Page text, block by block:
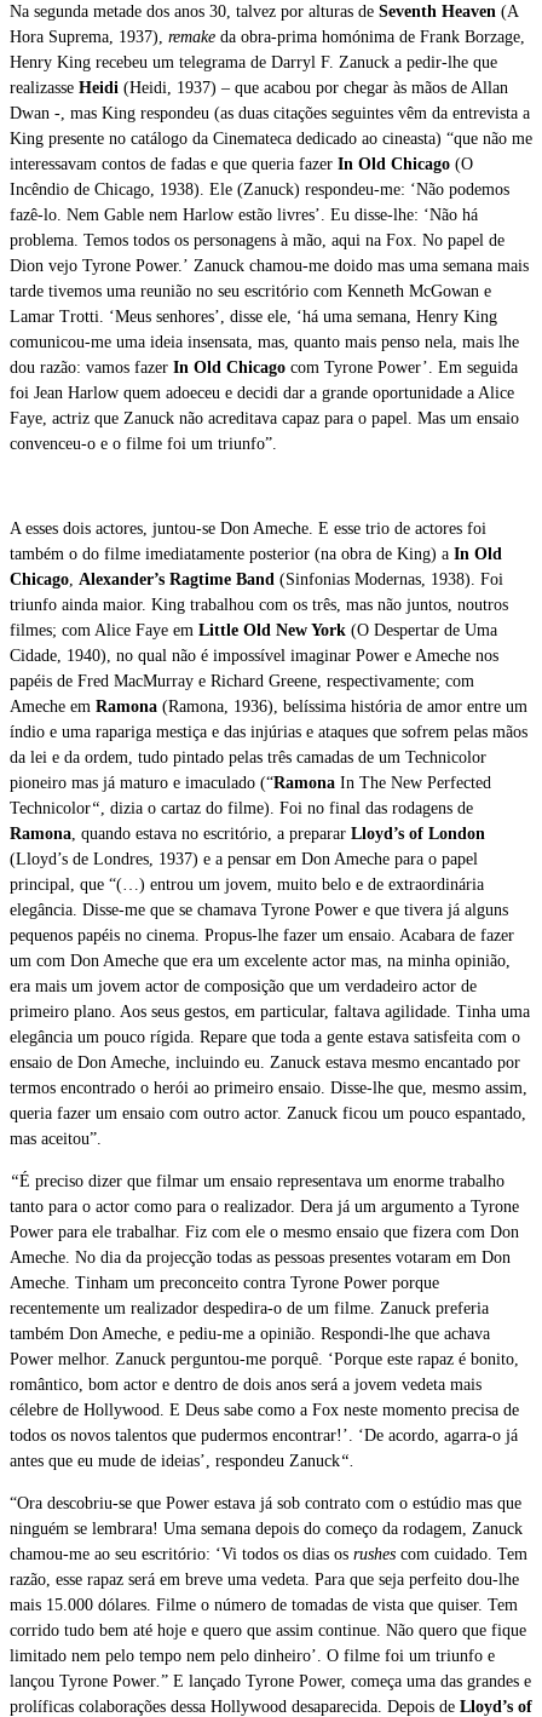
Na segunda metade dos anos 30, talvez por alturas de Seventh Heaven (A
Hora Suprema, 1937), remake da obra-prima homónima de Frank Borzage,
Henry King recebeu um telegrama de Darryl F. Zanuck a pedir-lhe que
realizasse Heidi (Heidi, 1937) – que acabou por chegar às mãos de Allan
Dwan -, mas King respondeu (as duas citações seguintes vêm da entrevista a
King presente no catálogo da Cinemateca dedicado ao cineasta) “que não me
interessavam contos de fadas e que queria fazer In Old Chicago (O
Incêndio de Chicago, 1938). Ele (Zanuck) respondeu-me: ‘Não podemos
fazê-lo. Nem Gable nem Harlow estão livres’. Eu disse-lhe: ‘Não há
problema. Temos todos os personagens à mão, aqui na Fox. No papel de
Dion vejo Tyrone Power.’ Zanuck chamou-me doido mas uma semana mais
tarde tivemos uma reunião no seu escritório com Kenneth McGowan e
Lamar Trotti. ‘Meus senhores’, disse ele, ‘há uma semana, Henry King
comunicou-me uma ideia insensata, mas, quanto mais penso nela, mais lhe
dou razão: vamos fazer In Old Chicago com Tyrone Power’. Em seguida
foi Jean Harlow quem adoeceu e decidi dar a grande oportunidade a Alice
Faye, actriz que Zanuck não acreditava capaz para o papel. Mas um ensaio
convenceu-o e o filme foi um triunfo”.
A esses dois actores, juntou-se Don Ameche. E esse trio de actores foi
também o do filme imediatamente posterior (na obra de King) a In Old
Chicago Alexander’s Ragtime Band (Sinfonias Modernas, 1938). Foi
triunfo ainda maior. King trabalhou com os três, mas não juntos, noutros
filmes; com Alice Faye em Little Old New York (O Despertar de Uma
Cidade, 1940), no qual não é impossível imaginar Power e Ameche nos
papéis de Fred MacMurray e Richard Greene, respectivamente; com
Ameche em Ramona (Ramona, 1936), belíssima história de amor entre um
índio e uma rapariga mestiça e das injúrias e ataques que sofrem pelas mãos
da lei e da ordem, tudo pintado pelas três camadas de um Technicolor
pioneiro mas já maturo e imaculado (“Ramona In The New Perfected
Technicolor“ , dizia o cartaz do filme). Foi no final das rodagens de
Ramona , quando estava no escritório, a preparar Lloyd’s of London
(Lloyd’s de Londres, 1937) e a pensar em Don Ameche para o papel
principal, que “(…) entrou um jovem, muito belo e de extraordinária
elegância. Disse-me que se chamava Tyrone Power e que tivera já alguns
pequenos papéis no cinema. Propus-lhe fazer um ensaio. Acabara de fazer
um com Don Ameche que era um excelente actor mas, na minha opinião,
era mais um jovem actor de composição que um verdadeiro actor de
primeiro plano. Aos seus gestos, em particular, faltava agilidade. Tinha uma
elegância um pouco rígida. Repare que toda a gente estava satisfeita com o
ensaio de Don Ameche, incluindo eu. Zanuck estava mesmo encantado por
termos encontrado o herói ao primeiro ensaio. Disse-lhe que, mesmo assim,
queria fazer um ensaio com outro actor. Zanuck ficou um pouco espantado,
mas aceitou”.
“É preciso dizer que filmar um ensaio representava um enorme trabalho
tanto para o actor como para o realizador. Dera já um argumento a Tyrone
Power para ele trabalhar. Fiz com ele o mesmo ensaio que fizera com Don
Ameche. No dia da projecção todas as pessoas presentes votaram em Don
Ameche. Tinham um preconceito contra Tyrone Power porque
recentemente um realizador despedira-o de um filme. Zanuck preferia
também Don Ameche, e pediu-me a opinião. Respondi-lhe que achava
Power melhor. Zanuck perguntou-me porquê. ‘Porque este rapaz é bonito,
romântico, bom actor e dentro de dois anos será a jovem vedeta mais
célebre de Hollywood. E Deus sabe como a Fox neste momento precisa de
todos os novos talentos que pudermos encontrar!’. ‘De acordo, agarra-o já
antes que eu mude de ideias’, respondeu Zanuck“.
“Ora descobriu-se que Power estava já sob contrato com o estúdio mas que
ninguém se lembrara! Uma semana depois do começo da rodagem, Zanuck
chamou-me ao seu escritório: ‘Vi todos os dias os rushes com cuidado. Tem
razão, esse rapaz será em breve uma vedeta. Para que seja perfeito dou-lhe
mais 15.000 dólares. Filme o número de tomadas de vista que quiser. Tem
corrido tudo bem até hoje e quero que assim continue. Não quero que fique
limitado nem pelo tempo nem pelo dinheiro’. O filme foi um triunfo e
lançou Tyrone Power ” E lançado Tyrone Power, começa uma das grandes e
prolíficas colaborações dessa Hollywood desaparecida. Depois de Lloyd’s of